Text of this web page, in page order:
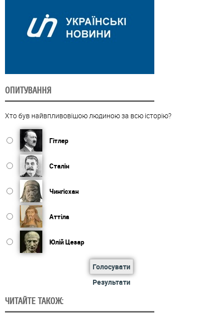
ОПИТУВАННЯ
Хто був найвпливовішою людиною за всю історію?
Гітлер
Сталін
Чингісхан
Аттіла
Юлій Цезар
Голосувати
Результати
ЧИТАЙТЕ ТАКОЖ: